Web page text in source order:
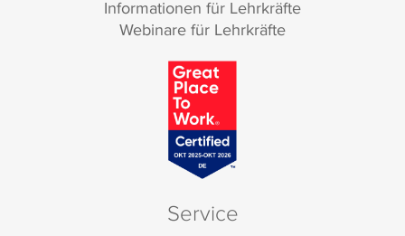
Informationen für Lehrkräfte
Webinare für Lehrkräfte
Service